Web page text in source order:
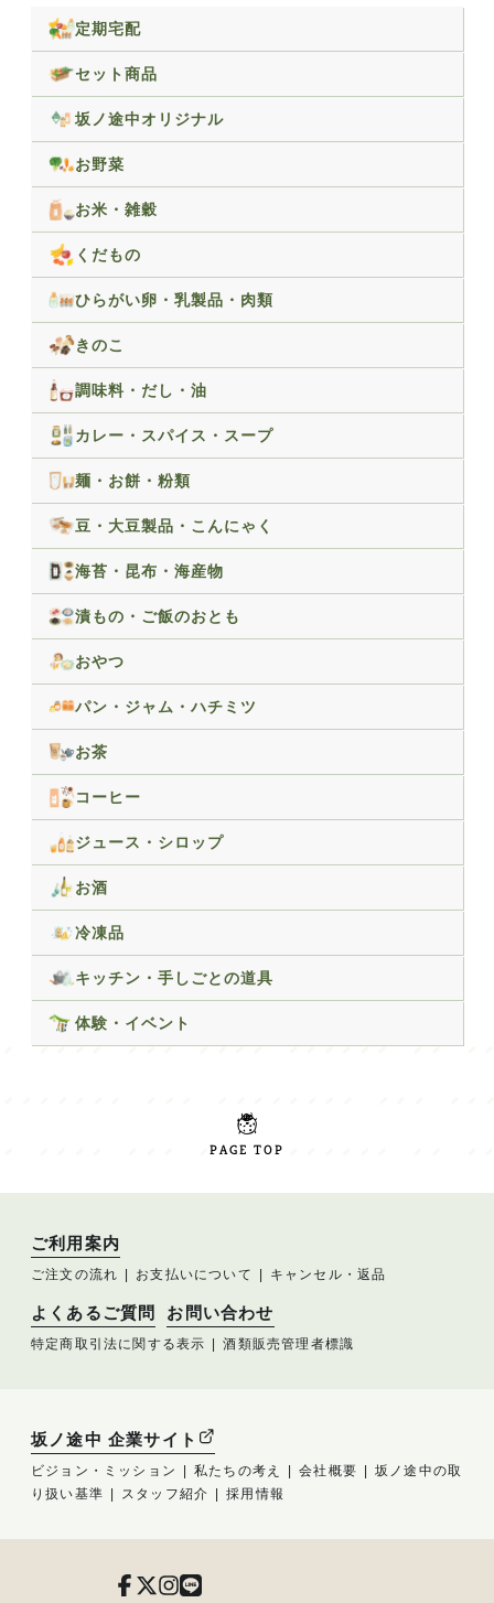
定期宅配
セット商品
坂ノ途中オリジナル
お野菜
お米・雑穀
くだもの
ひらがい卵・乳製品・肉類
きのこ
調味料・だし・油
カレー・スパイス・スープ
麺・お餅・粉類
豆・大豆製品・こんにゃく
海苔・昆布・海産物
漬もの・ご飯のおとも
おやつ
パン・ジャム・ハチミツ
お茶
コーヒー
ジュース・シロップ
お酒
冷凍品
キッチン・手しごとの道具
体験・イベント
PAGE TOP
ご利用案内
ご注文の流れ お支払いについて キャンセル・返品
よくあるご質問 お問い合わせ
特定商取引法に関する表示 酒類販売管理者標識
坂ノ途中 企業サイト
ビジョン・ミッション 私たちの考え 会社概要
坂ノ途中の取
り扱い基準
スタッフ紹介 採用情報